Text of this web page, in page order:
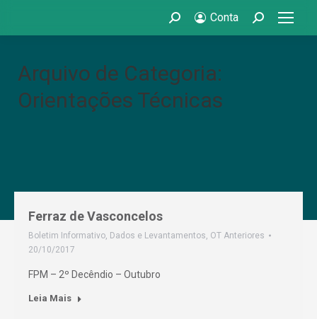
Search: Conta Search:
Arquivo de Categoria:
Orientações Técnicas
Ferraz de Vasconcelos
Boletim Informativo, Dados e Levantamentos, OT Anteriores
20/10/2017
FPM – 2º Decêndio – Outubro
Leia Mais